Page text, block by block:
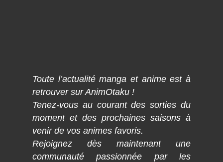
Toute l’actualité manga et anime est à
retrouver sur AnimOtaku !
Tenez-vous au courant des sorties du
moment et des prochaines saisons à
venir de vos animes favoris.
Rejoignez dès maintenant une
communauté passionnée par les